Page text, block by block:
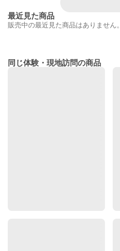
最近見た商品
販売中の最近見た商品はありません。
同じ体験・現地訪問の商品